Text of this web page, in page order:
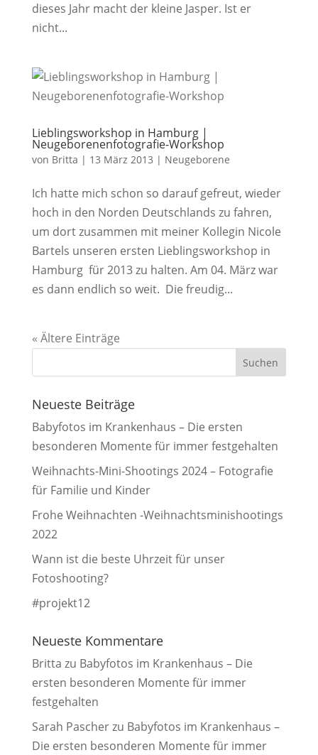
dieses Jahr macht der kleine Jasper. Ist er
nicht...
Lieblingsworkshop in Hamburg |
Neugeborenenfotografie-Workshop
von Britta | 13 März 2013 | Neugeborene
Ich hatte mich schon so darauf gefreut, wieder
hoch in den Norden Deutschlands zu fahren,
um dort zusammen mit meiner Kollegin Nicole
Bartels unseren ersten Lieblingsworkshop in
Hamburg für 2013 zu halten. Am 04. März war
es dann endlich so weit. Die freudig...
« Ältere Einträge
Neueste Beiträge
Babyfotos im Krankenhaus – Die ersten
besonderen Momente für immer festgehalten
Weihnachts-Mini-Shootings 2024 – Fotografie
für Familie und Kinder
Frohe Weihnachten -Weihnachtsminishootings
2022
Wann ist die beste Uhrzeit für unser
Fotoshooting?
#projekt12
Neueste Kommentare
Britta zu Babyfotos im Krankenhaus – Die
ersten besonderen Momente für immer
festgehalten
Sarah Pascherzu Babyfotos im Krankenhaus –
Die ersten besonderen Momente für immer